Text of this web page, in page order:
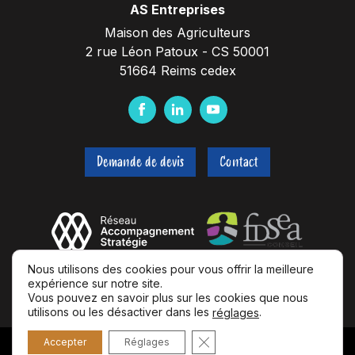
AS Entreprises
Maison des Agriculteurs
2 rue Léon Patoux - CS 50001
51664 Reims cedex
F
c
e
o
k
L
n
k
I
n
Y
u
t
b
e
Demande de devis Contact
© 2026 AS Entreprises
Nous utilisons des cookies pour vous offrir la meilleure
expérience sur notre site.
Vous pouvez en savoir plus sur les cookies que nous
utilisons ou les désactiver dans les réglages.
Accepter Réglages Fermer la bannière des